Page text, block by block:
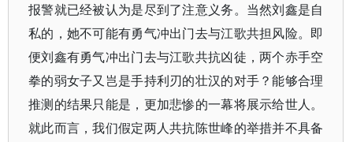
报警就已经被认为是尽到了注意义务。当然刘鑫是自
私的，她不可能有勇气冲出门去与江歌共担风险。即
便刘鑫有勇气冲出门去与江歌共抗凶徒，两个赤手空
拳的弱女子又岂是手持利刃的壮汉的对手？能够合理
推测的结果只能是，更加悲惨的一幕将展示给世人。
就此而言，我们假定两人共抗陈世峰的举措并不具备